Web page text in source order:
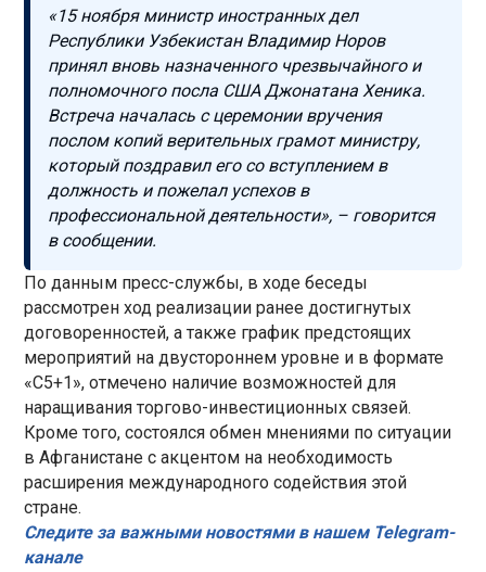
«15 ноября министр иностранных дел
Республики Узбекистан Владимир Норов
принял вновь назначенного чрезвычайного и
полномочного посла США Джонатана Хеника.
Встреча началась с церемонии вручения
послом копий верительных грамот министру,
который поздравил его со вступлением в
должность и пожелал успехов в
профессиональной деятельности», – говорится
в сообщении.
По данным пресс-службы, в ходе беседы
рассмотрен ход реализации ранее достигнутых
договоренностей, а также график предстоящих
мероприятий на двустороннем уровне и в формате
«С5+1», отмечено наличие возможностей для
наращивания торгово-инвестиционных связей.
Кроме того, состоялся обмен мнениями по ситуации
в Афганистане с акцентом на необходимость
расширения международного содействия этой
стране.
Следите за важными новостями в нашем Telegram-
канале